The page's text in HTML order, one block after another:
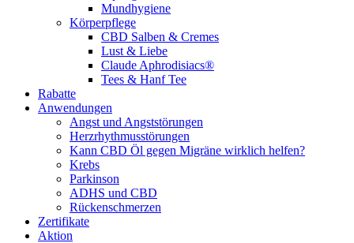
Mundhygiene
Körperpflege
CBD Salben & Cremes
Lust & Liebe
Claude Aphrodisiacs®
Tees & Hanf Tee
Rabatte
Anwendungen
Angst und Angststörungen
Herzrhythmusstörungen
Kann CBD Öl gegen Migräne wirklich helfen?
Krebs
Parkinson
ADHS und CBD
Rückenschmerzen
Zertifikate
Aktion